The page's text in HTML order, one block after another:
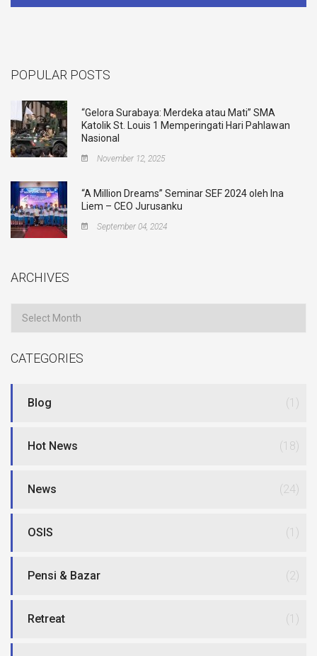
POPULAR POSTS
“Gelora Surabaya: Merdeka atau Mati” SMA
Katolik St. Louis 1 Memperingati Hari Pahlawan
Nasional
November 12, 2025
“A Million Dreams” Seminar SEF 2024 oleh Ina
Liem – CEO Jurusanku
September 04, 2024
ARCHIVES
CATEGORIES
Blog (1)
Hot News (18)
News (24)
OSIS (1)
Pensi & Bazar (2)
Retreat (1)